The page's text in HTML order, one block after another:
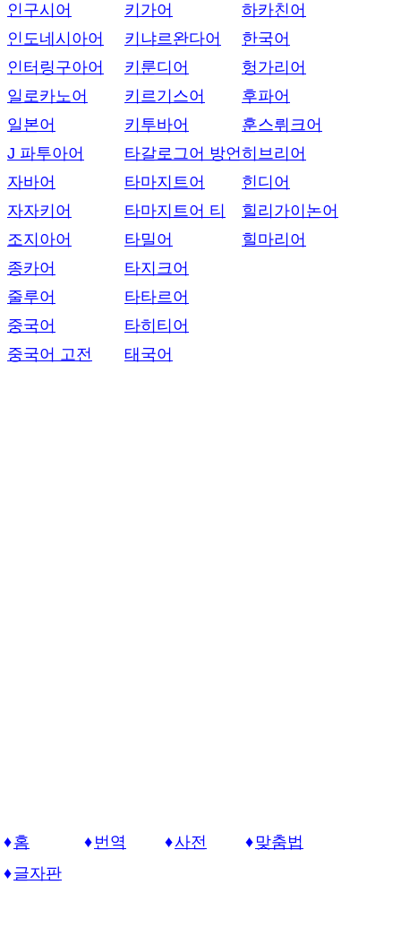
인구시어
인도네시아어
인터링구아어
일로카노어
일본어
J 파투아어
자바어
자자키어
조지아어
종카어
줄루어
중국어
중국어 고전
키가어
키냐르완다어
키룬디어
키르기스어
키투바어
타갈로그어 방언
타마지트어
타마지트어 티
타밀어
타지크어
타타르어
타히티어
태국어
하카친어
한국어
헝가리어
후파어
훈스뤼크어
히브리어
힌디어
힐리가이논어
힐마리어
홈 번역 사전
맞춤법
글자판